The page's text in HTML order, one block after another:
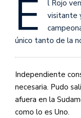
E
l Rojo
visitante
único tanto de la
Independiente
necesaria. Pudo
afuera en la
como lo es Uno.